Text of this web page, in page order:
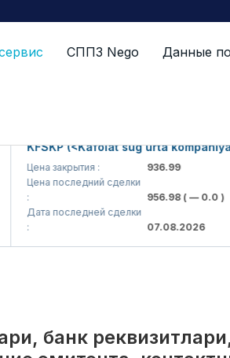
СППЗ Nego Данные
в биржевой
KFSKP (<Kafolat sug'urta kompaniyasi>
Цена закрытия :
936.99
Цена последний сделки
956.98( — 0.0 )
Дата последней сделки
07.08.2026
банк